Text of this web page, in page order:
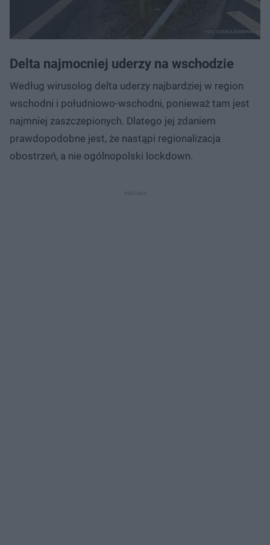
Delta najmocniej uderzy na wschodzie
Według wirusolog delta uderzy najbardziej w region
wschodni i południowo-wschodni, ponieważ tam jest
najmniej zaszczepionych. Dlatego jej zdaniem
prawdopodobne jest, że nastąpi regionalizacja
obostrzeń, a nie ogólnopolski lockdown.